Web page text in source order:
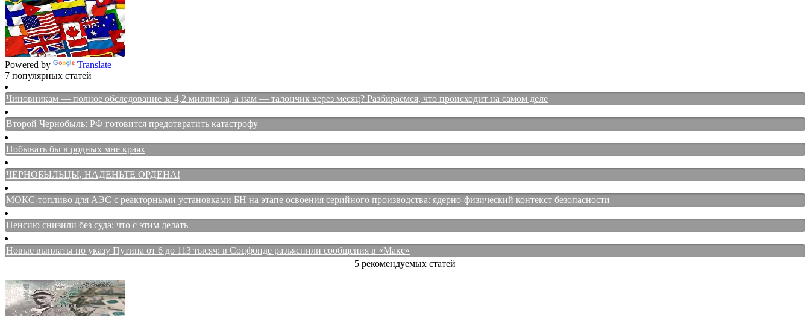
Powered by
Translate
7 популярных статей
Чиновникам — полное обследование за 4,2 миллиона, а нам — талончик через месяц? Разбираемся, что происходит на самом деле
Второй Чернобыль: РФ готовится предотвратить катастрофу
Побывать бы в родных мне краях
ЧЕРНОБЫЛЬЦЫ, НАДЕНЬТЕ ОРДЕНА!
МОКС-топливо для АЭС с реакторными установками БН на этапе освоения серийного производства: ядерно-физический контекст безопасности
Пенсию снизили без суда: что с этим делать
Новые выплаты по указу Путина от 6 до 113 тысяч: в Соцфонде разъяснили сообщения в «Макс»
5 рекомендуемых статей